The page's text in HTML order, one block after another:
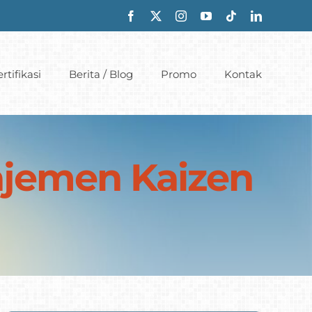
Berita / Blog Promo Kontak
Kaizen